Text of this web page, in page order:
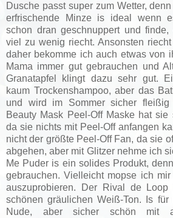
Dusche passt super zum Wetter,
erfrischende Minze is ideal wenn
schon dran geschnuppert und
viel zu wenig riecht. Ansonsten
daher bekomme ich auch etwas von
Mama immer gut gebrauchen und
Granatapfel klingt dazu sehr gut.
kaum Trockenshampoo, aber das
und wird im Sommer sicher fleißig
Beauty Mask Peel-Off Maske hat sie
da sie nichts mit Peel-Off anfangen
nicht der größte Peel-Off Fan, da sie
abgehen, aber mit Glitzer nehme ich
Me Puder is ein solides Produkt,
gebrauchen. Vielleicht mopse ich
auszuprobieren. Der Rival de
schönen gräulichen Weiß-Ton. Is
Nude, aber sicher schön mit